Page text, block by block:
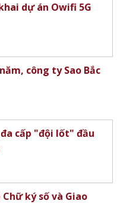
dự án Owifi 5G
công ty Sao Bắc
cấp "đội lốt" đầu
ký số và Giao